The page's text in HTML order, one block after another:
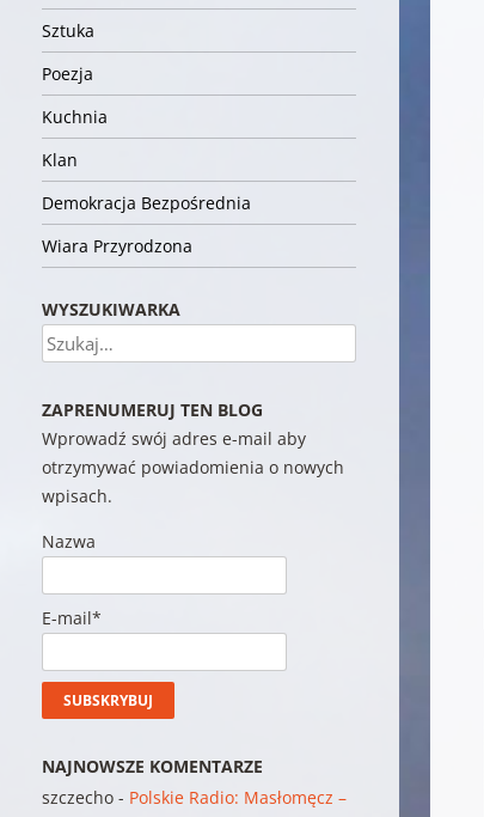
Sztuka
Poezja
Kuchnia
Klan
Demokracja Bezpośrednia
Wiara Przyrodzona
WYSZUKIWARKA
Szukaj
ZAPRENUMERUJ TEN BLOG
Wprowadź swój adres e-mail aby
otrzymywać powiadomienia o nowych
wpisach.
Nazwa
E-mail*
NAJNOWSZE KOMENTARZE
szczecho - Polskie Radio: Masłomęcz –